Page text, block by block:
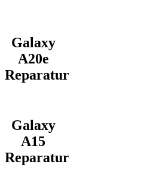
Galaxy
A20e
Reparatur
Galaxy
A15
Reparatur